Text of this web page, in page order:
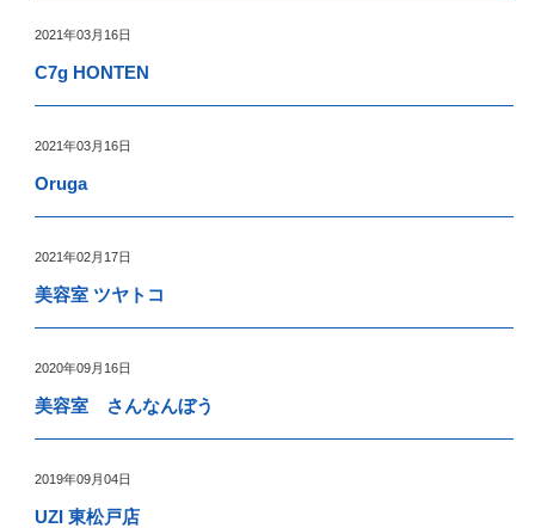
2021年03月16日
C7g HONTEN
2021年03月16日
Oruga
2021年02月17日
美容室 ツヤトコ
2020年09月16日
美容室 さんなんぼう
2019年09月04日
UZI 東松戸店